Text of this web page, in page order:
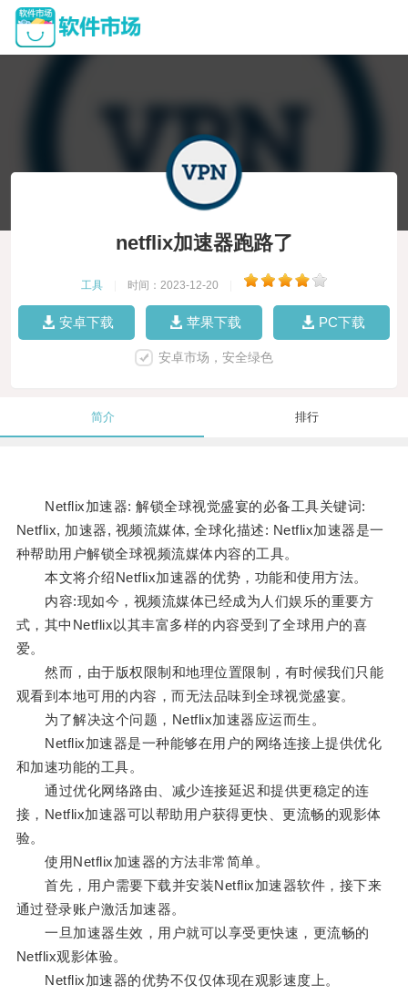
netflix加速器跑路了
工具 时间：2023-12-20
安卓下载 苹果下载 PC下载
安卓市场，安全绿色
简介 排行
Netflix加速器: 解锁全球视觉盛宴的必备工具关键词:
Netflix, 加速器, 视频流媒体, 全球化描述: Netflix加速器是一
种帮助用户解锁全球视频流媒体内容的工具。
本文将介绍Netflix加速器的优势，功能和使用方法。
内容:现如今，视频流媒体已经成为人们娱乐的重要方
式，其中Netflix以其丰富多样的内容受到了全球用户的喜
爱。
然而，由于版权限制和地理位置限制，有时候我们只能
观看到本地可用的内容，而无法品味到全球视觉盛宴。
为了解决这个问题，Netflix加速器应运而生。
Netflix加速器是一种能够在用户的网络连接上提供优化
和加速功能的工具。
通过优化网络路由、减少连接延迟和提供更稳定的连
接，Netflix加速器可以帮助用户获得更快、更流畅的观影体
验。
使用Netflix加速器的方法非常简单。
首先，用户需要下载并安装Netflix加速器软件，接下来
通过登录账户激活加速器。
一旦加速器生效，用户就可以享受更快速，更流畅的
Netflix观影体验。
Netflix加速器的优势不仅仅体现在观影速度上。